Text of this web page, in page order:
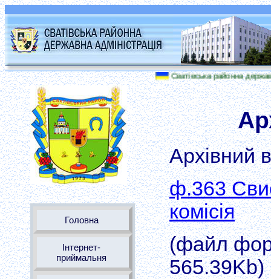
Сватівська районна державна
Головна
Інтернет-
приймальня
Архівний
ф.363
комісія
(файл
565.39Kb)